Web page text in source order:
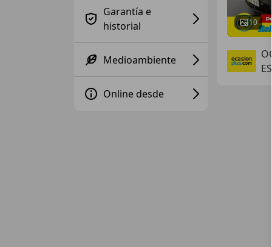
Garantía e
historial
Medioambiente
Online desde
10